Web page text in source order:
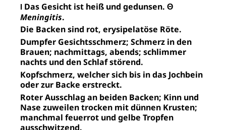
I Das Gesicht ist heiß und gedunsen. Θ
Meningitis.
Die Backen sind rot, erysipelatöse Röte.
Dumpfer Gesichtsschmerz; Schmerz in den
Brauen; nachmittags, abends; schlimmer
nachts und den Schlaf störend.
Kopfschmerz, welcher sich bis in das Jochbein
oder zur Backe erstreckt.
Roter Ausschlag an beiden Backen; Kinn und
Nase zuweilen trocken mit dünnen Krusten;
manchmal feuerrot und gelbe Tropfen
ausschwitzend.